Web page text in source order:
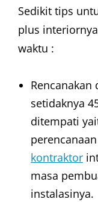
Sedikit tips
plus
waktu :
setidaknya
ditempati
kontraktor
masa
instalasinya.